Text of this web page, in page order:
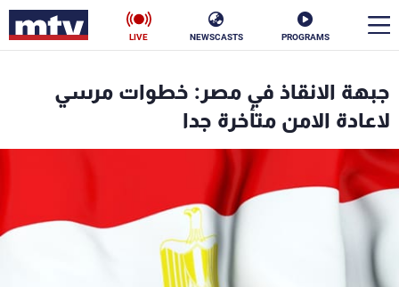
PROGRAMS
NEWSCASTS
LIVE
جبهة الانقاذ في مصر: خطوات مرسي
لاعادة الامن متأخرة جدا
الأخبار
سياسة
إقتصاد فن
منوعات رياضة